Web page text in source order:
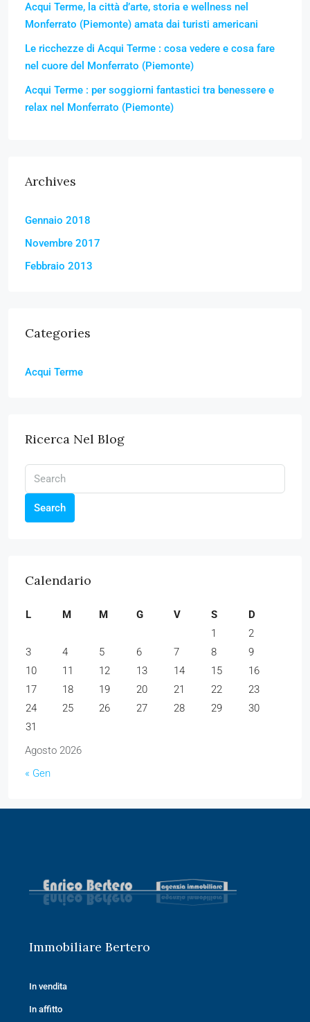
Acqui Terme, la città d’arte, storia e wellness nel
Monferrato (Piemonte) amata dai turisti americani
Le ricchezze di Acqui Terme : cosa vedere e cosa fare
nel cuore del Monferrato (Piemonte)
Acqui Terme : per soggiorni fantastici tra benessere e
relax nel Monferrato (Piemonte)
Archives
Gennaio 2018
Novembre 2017
Febbraio 2013
Categories
Acqui Terme
Ricerca Nel Blog
Search
Calendario
Agosto 2026
L M M G V S
D
1
2
3
4 5 6 7 8
9
10
11 12 13 14 15
16
17
18 19 20 21 22
23
24
25 26 27 28 29
30
31
« Gen
Immobiliare Bertero
In vendita
In affitto